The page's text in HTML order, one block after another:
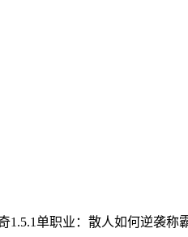
1.5.1单职业：散人如何逆袭称